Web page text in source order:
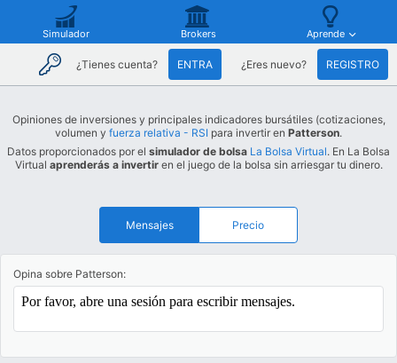
Simulador Brokers Aprende
¿Tienes cuenta? ENTRA ¿Eres nuevo? REGISTRO
Opiniones de inversiones y principales indicadores bursátiles (cotizaciones,
volumen y fuerza relativa - RSI para invertir en Patterson.
Datos proporcionados por el simulador de bolsa La Bolsa Virtual. En La Bolsa
Virtual aprenderás a invertiren el juego de la bolsa sin arriesgar tu dinero.
Mensajes Precio
Opina sobre Patterson: